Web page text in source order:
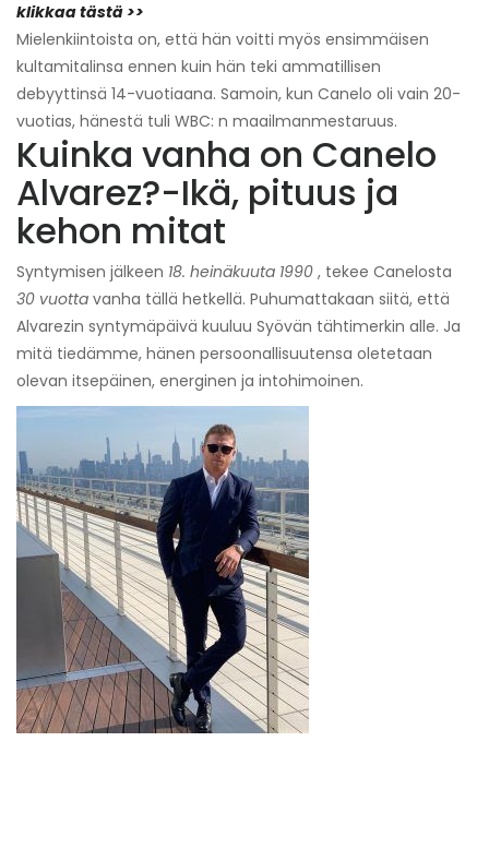
klikkaa tästä >>
Mielenkiintoista on, että hän voitti myös ensimmäisen
kultamitalinsa ennen kuin hän teki ammatillisen
debyyttinsä 14-vuotiaana. Samoin, kun Canelo oli vain 20-
vuotias, hänestä tuli WBC: n maailmanmestaruus.
Kuinka vanha on Canelo
Alvarez?-Ikä, pituus ja
kehon mitat
Syntymisen jälkeen 18. heinäkuuta 1990 , tekee Canelosta
30 vuotta vanha tällä hetkellä. Puhumattakaan siitä, että
Alvarezin syntymäpäivä kuuluu Syövän tähtimerkin alle. Ja
mitä tiedämme, hänen persoonallisuutensa oletetaan
olevan itsepäinen, energinen ja intohimoinen.